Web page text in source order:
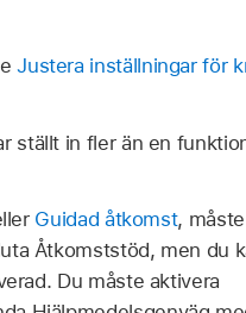
Justera inställningar för
ställt in fler än en
Guidad åtkomst,
Åtkomststöd, men du
Du måste aktivera